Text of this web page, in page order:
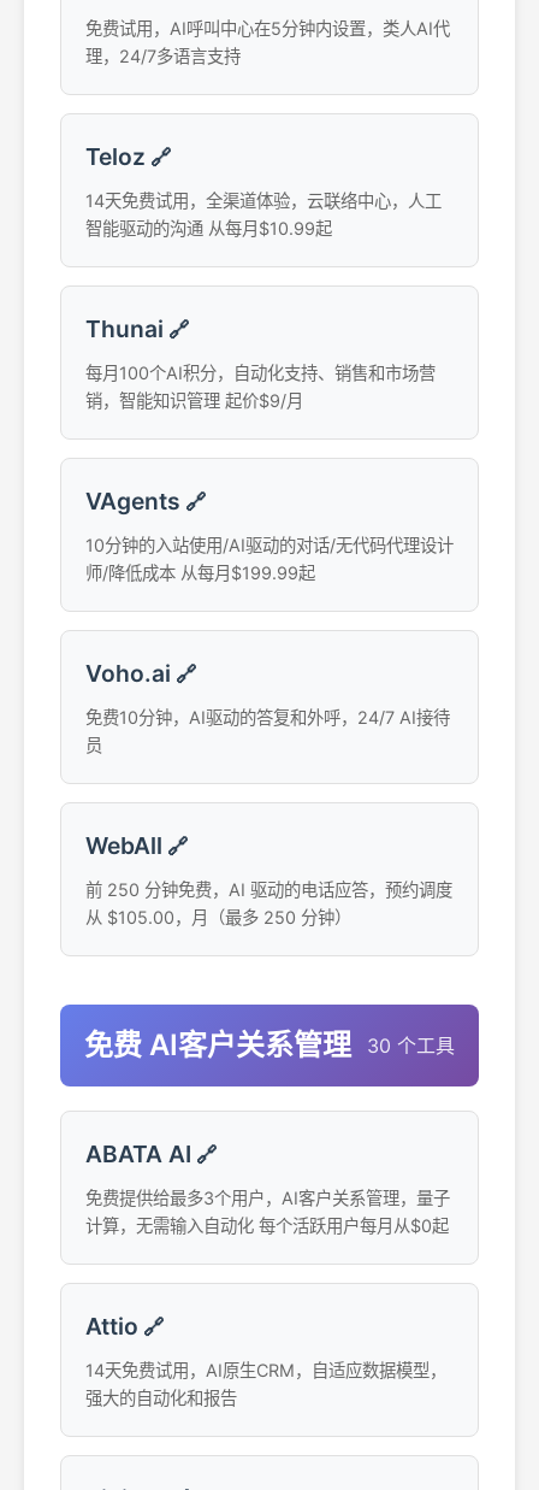
免费试用，AI呼叫中心在5分钟内设置，类人AI代
理，24/7多语言支持
Teloz 🔗
14天免费试用，全渠道体验，云联络中心，人工
智能驱动的沟通 从每月$10.99起
Thunai 🔗
每月100个AI积分，自动化支持、销售和市场营
销，智能知识管理 起价$9/月
VAgents 🔗
10分钟的入站使用/AI驱动的对话/无代码代理设计
师/降低成本 从每月$199.99起
Voho.ai 🔗
免费10分钟，AI驱动的答复和外呼，24/7 AI接待
员
WebAll 🔗
前 250 分钟免费，AI 驱动的电话应答，预约调度
从 $105.00，月（最多 250 分钟）
免费 AI客户关系管理 30 个工具
ABATA AI 🔗
免费提供给最多3个用户，AI客户关系管理，量子
计算，无需输入自动化 每个活跃用户每月从$0起
Attio 🔗
14天免费试用，AI原生CRM，自适应数据模型，
强大的自动化和报告